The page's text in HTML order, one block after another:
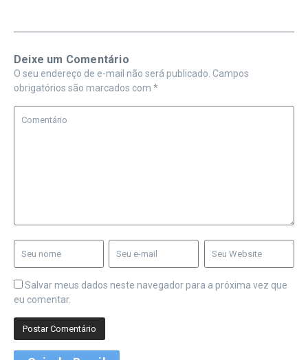
Deixe um Comentário
O seu endereço de e-mail não será publicado. Campos
obrigatórios são marcados com *
Salvar meus dados neste navegador para a próxima vez que
eu comentar.